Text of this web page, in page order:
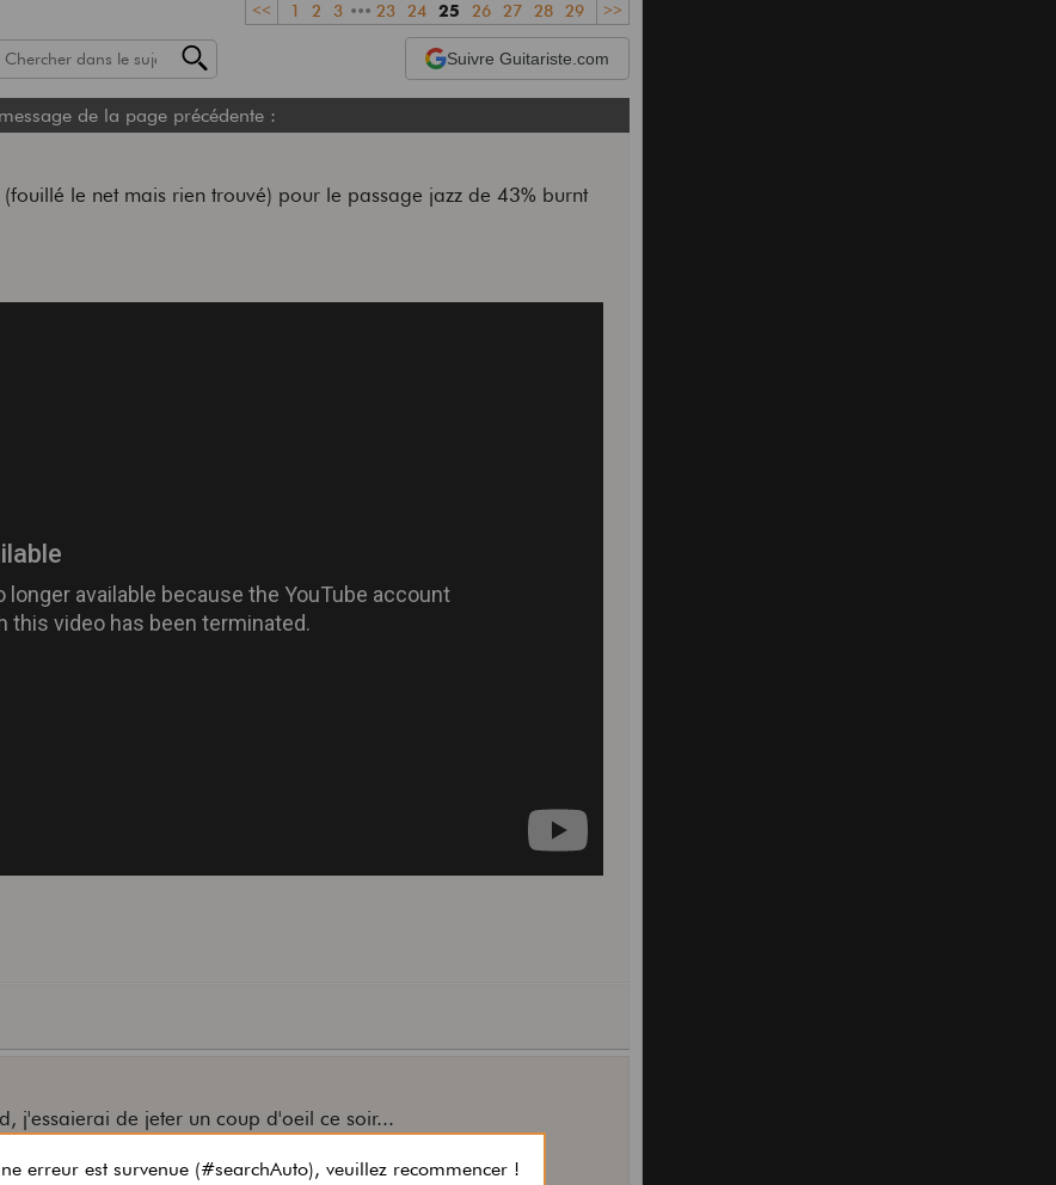
<< 1 2 3 ••• 23 24 25 26 27 28 29 >>
Suivre Guitariste.com
de la page précédente :
le net mais rien trouvé) pour le passage jazz de 43% burnt
j'essaierai de jeter un coup d'oeil ce soir...